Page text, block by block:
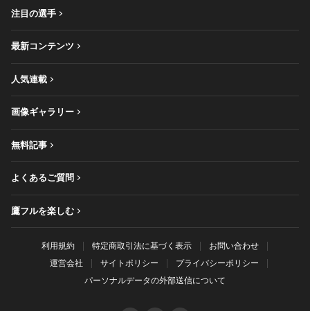
注目の選手
最新コンテンツ
人気連載
画像ギャラリー
無料記事
よくあるご質問
鷹フルを楽しむ
利用規約 特定商取引法に基づく表示
お問い合わせ
運営会社
サイトポリシー
プライバシーポリシー
パーソナルデータの外部送信について